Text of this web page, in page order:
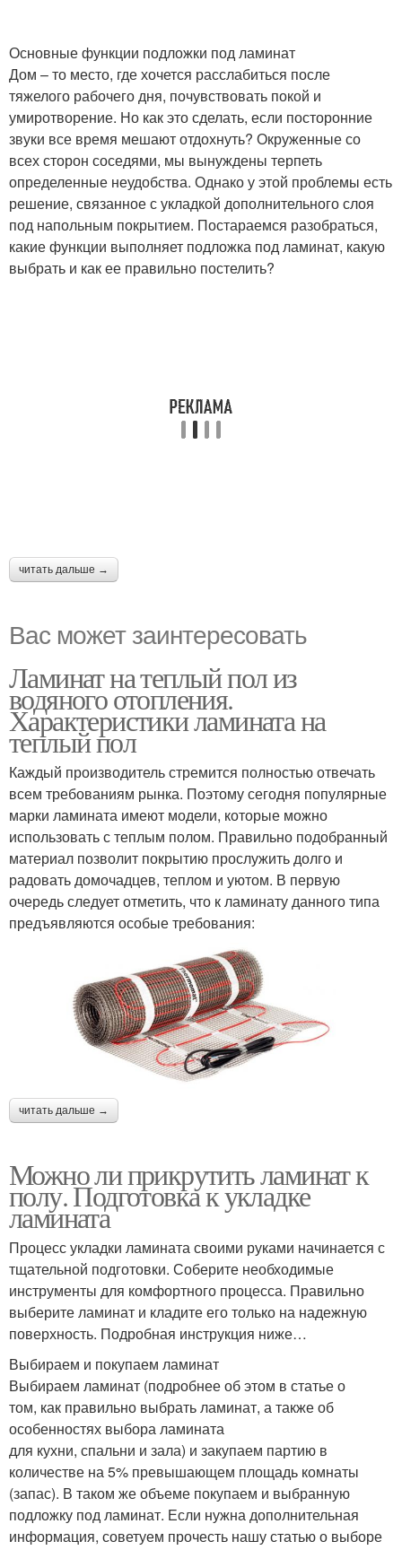
Основные функции подложки под ламинат
Дом – то место, где хочется расслабиться после
тяжелого рабочего дня, почувствовать покой и
умиротворение. Но как это сделать, если посторонние
звуки все время мешают отдохнуть? Окруженные со
всех сторон соседями, мы вынуждены терпеть
определенные неудобства. Однако у этой проблемы есть
решение, связанное с укладкой дополнительного слоя
под напольным покрытием. Постараемся разобраться,
какие функции выполняет подложка под ламинат, какую
выбрать и как ее правильно постелить?
читать дальше →
Вас может заинтересовать
Ламинат на теплый пол из
водяного отопления.
Характеристики ламината на
теплый пол
Каждый производитель стремится полностью отвечать
всем требованиям рынка. Поэтому сегодня популярные
марки ламината имеют модели, которые можно
использовать с теплым полом. Правильно подобранный
материал позволит покрытию прослужить долго и
радовать домочадцев, теплом и уютом. В первую
очередь следует отметить, что к ламинату данного типа
предъявляются особые требования:
читать дальше →
Можно ли прикрутить ламинат к
полу. Подготовка к укладке
ламината
Процесс укладки ламината своими руками начинается с
тщательной подготовки. Соберите необходимые
инструменты для комфортного процесса. Правильно
выберите ламинат и кладите его только на надежную
поверхность. Подробная инструкция ниже…
Выбираем и покупаем ламинат
Выбираем ламинат (подробнее об этом в статье о
том, как правильно выбрать ламинат, а также об
особенностях выбора ламината
для кухни, спальни и зала) и закупаем партию в
количестве на 5% превышающем площадь комнаты
(запас). В таком же объеме покупаем и выбранную
подложку под ламинат. Если нужна дополнительная
информация, советуем прочесть нашу статью о выборе